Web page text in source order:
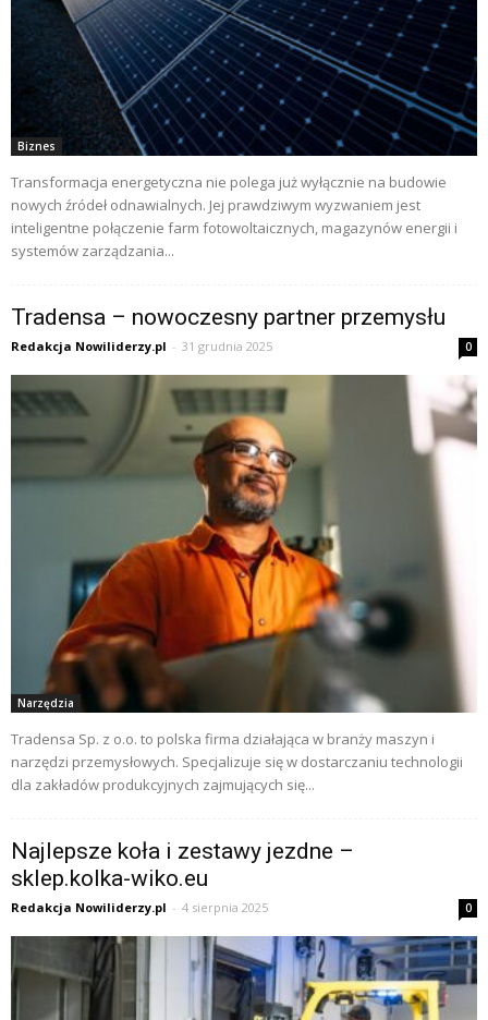
Biznes
Transformacja energetyczna nie polega już wyłącznie na budowie
nowych źródeł odnawialnych. Jej prawdziwym wyzwaniem jest
inteligentne połączenie farm fotowoltaicznych, magazynów energii i
systemów zarządzania...
Tradensa – nowoczesny partner przemysłu
Redakcja Nowiliderzy.pl - 31 grudnia 2025 0
Narzędzia
Tradensa Sp. z o.o. to polska firma działająca w branży maszyn i
narzędzi przemysłowych. Specjalizuje się w dostarczaniu technologii
dla zakładów produkcyjnych zajmujących się...
Najlepsze koła i zestawy jezdne –
sklep.kolka-wiko.eu
Redakcja Nowiliderzy.pl - 4 sierpnia 2025 0